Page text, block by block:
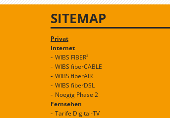
SITEMAP
Privat
Internet
WIBS FIBER²
WIBS fiberCABLE
WIBS fiberAIR
WIBS fiberDSL
Noegig Phase 2
Fernsehen
Tarife Digital-TV